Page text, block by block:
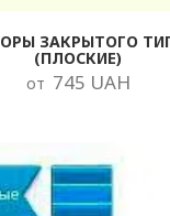
ЗАКРЫТОГО
(ПЛОСКИЕ)
от 745 UAH